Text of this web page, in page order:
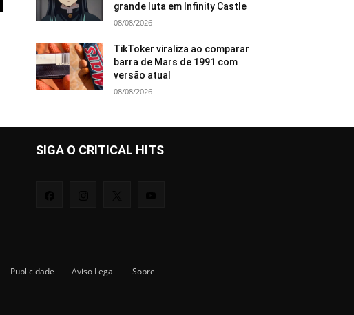
grande luta em Infinity Castle
08/08/2026
TikToker viraliza ao comparar
barra de Mars de 1991 com
versão atual
08/08/2026
SIGA O CRITICAL HITS
Publicidade Aviso Legal
Sobre